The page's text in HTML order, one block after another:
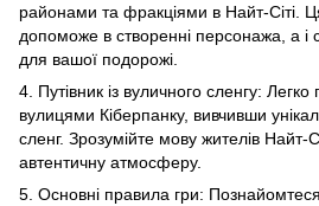
районами та фракціями в Найт-Сіті.
допоможе в створенні персонажа, а і
для вашої подорожі.
4. Путівник із вуличного сленгу:
вулицями Кіберпанку, вивчивши
сленг. Зрозумійте мову жителів Найт-
автентичну атмосферу.
5. Основні правила гри: